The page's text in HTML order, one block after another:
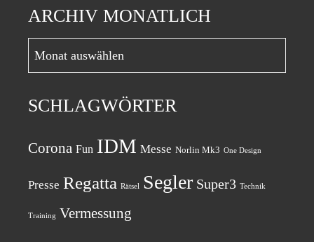
ARCHIV MONATLICH
Archiv
monatlich
SCHLAGWÖRTER
Corona Fun IDM Messe Norlin Mk3 One Design
Presse Regatta Rätsel Segler Super3 Technik
Training Vermessung